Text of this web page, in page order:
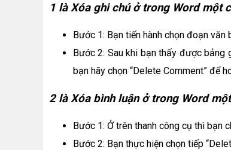
1 là Xóa ghi chú ở trong Word một
Bước 1: Bạn tiến hành chọn đoạn
Bước 2: Sau khi bạn thấy được bảng
bạn hãy chọn “Delete Comment” để
2 là Xóa bình luận ở trong Word
Bước 1: Ở trên thanh công cụ thì bạn
Bước 2: Bạn thực hiện chọn tiếp